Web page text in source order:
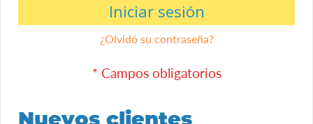
Iniciar sesión
¿Olvidó su contraseña?
Nuevos clientes